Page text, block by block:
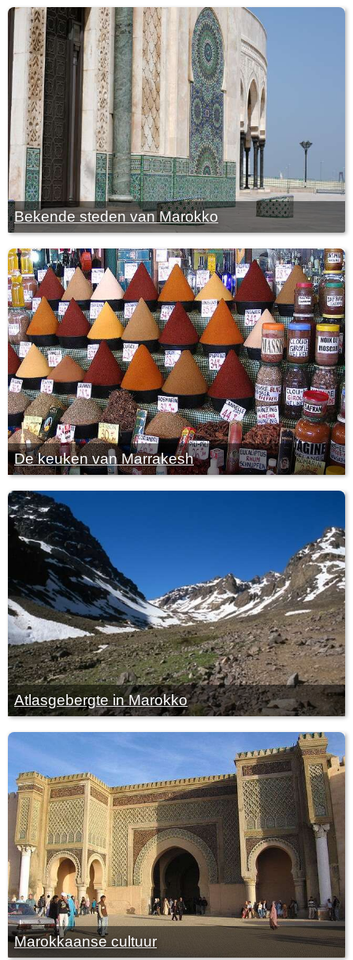
Bekende steden van Marokko
De keuken van Marrakesh
Atlasgebergte in Marokko
Marokkaanse cultuur